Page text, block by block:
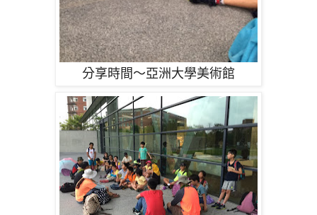
分享時間～亞洲大學美術館